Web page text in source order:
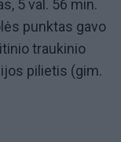
5 val. 56 min.
punktas gavo
traukinio
pilietis (gim.